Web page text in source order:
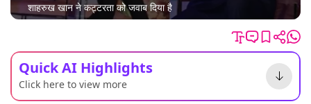
शाहरुख खान ने कट्टरता को जवाब दिया है
Quick AI Highlights
Click here to view more